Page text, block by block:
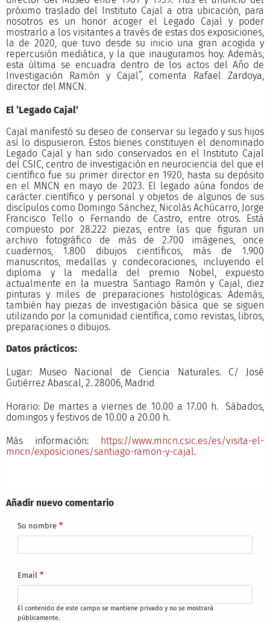
próximo traslado del Instituto Cajal a otra ubicación, para
nosotros es un honor acoger el Legado Cajal y poder
mostrarlo a los visitantes a través de estas dos exposiciones,
la de 2020, que tuvo desde su inicio una gran acogida y
repercusión mediática, y la que inauguramos hoy. Además,
esta última se encuadra dentro de los actos del Año de
Investigación Ramón y Cajal”, comenta Rafael Zardoya,
director del MNCN.
El ‘Legado Cajal’
Cajal manifestó su deseo de conservar su legado y sus hijos
así lo dispusieron. Estos bienes constituyen el denominado
Legado Cajal y han sido conservados en el Instituto Cajal
del CSIC, centro de investigación en neurociencia del que el
científico fue su primer director en 1920, hasta su depósito
en el MNCN en mayo de 2023. El legado aúna fondos de
carácter científico y personal y objetos de algunos de sus
discípulos como Domingo Sánchez, Nicolás Achúcarro, Jorge
Francisco Tello o Fernando de Castro, entre otros. Está
compuesto por 28.222 piezas, entre las que figuran un
archivo fotográfico de más de 2.700 imágenes, once
cuadernos, 1.800 dibujos científicos, más de 1.900
manuscritos, medallas y condecoraciones, incluyendo el
diploma y la medalla del premio Nobel, expuesto
actualmente en la muestra Santiago Ramón y Cajal, diez
pinturas y miles de preparaciones histológicas. Además,
también hay piezas de investigación básica que se siguen
utilizando por la comunidad científica, como revistas, libros,
preparaciones o dibujos.
Datos prácticos:
Lugar: Museo Nacional de Ciencia Naturales. C/ José
Gutiérrez Abascal, 2. 28006, Madrid
Horario: De martes a viernes de 10.00 a 17.00 h. Sábados,
domingos y festivos de 10.00 a 20.00 h.
Más información: https://www.mncn.csic.es/es/visita-el-
mncn/exposiciones/santiago-ramon-y-cajal.
Añadir nuevo comentario
Su nombre
Email
El contenido de este campo se mantiene privado y no se mostrará
públicamente.